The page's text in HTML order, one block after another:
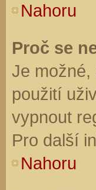
Nahoru
Proč se
Je
použití
vypnout
Pro další
Nahoru